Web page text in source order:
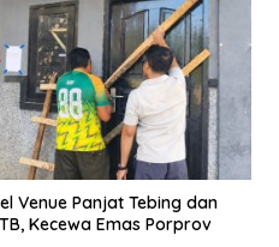
Venue Panjat Tebing dan
Kecewa Emas Porprov